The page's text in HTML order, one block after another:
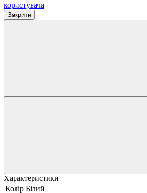
користувача
Закрити
Характеристики
Колір Білий